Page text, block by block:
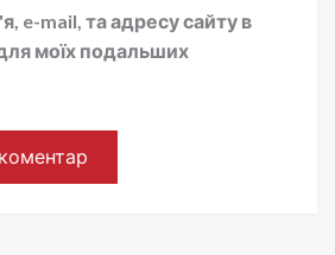
e-mail, та адресу сайту в
моїх подальших